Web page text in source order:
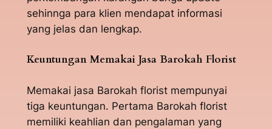
sehinnga para klien mendapat informasi
yang jelas dan lengkap.
Keuntungan Memakai Jasa Barokah Florist
Memakai jasa Barokah florist mempunyai
tiga keuntungan. Pertama Barokah florist
memiliki keahlian dan pengalaman yang